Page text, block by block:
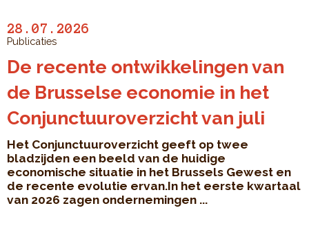
28.07.2026
Publicaties
De recente ontwikkelingen van
de Brusselse economie in het
Conjunctuuroverzicht van juli
Het Conjunctuuroverzicht geeft op twee
bladzijden een beeld van de huidige
economische situatie in het Brussels Gewest en
de recente evolutie ervan.In het eerste kwartaal
van 2026 zagen ondernemingen ...